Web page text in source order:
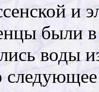
и
были
воды